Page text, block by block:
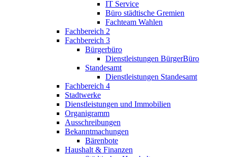
IT Service
Büro städtische Gremien
Fachteam Wahlen
Fachbereich 2
Fachbereich 3
Bürgerbüro
Dienstleistungen BürgerBüro
Standesamt
Dienstleistungen Standesamt
Fachbereich 4
Stadtwerke
Dienstleistungen und Immobilien
Organigramm
Ausschreibungen
Bekanntmachungen
Bärenbote
Haushalt & Finanzen